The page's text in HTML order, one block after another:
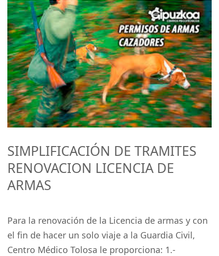
SIMPLIFICACIÓN DE TRAMITES
RENOVACION LICENCIA DE
ARMAS
Para la renovación de la Licencia de armas y con
el fin de hacer un solo viaje a la Guardia Civil,
Centro Médico Tolosa le proporciona: 1.-